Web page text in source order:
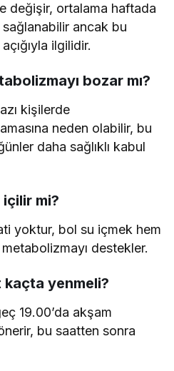
değişir, ortalama haftada
sağlanabilir ancak bu
ilgilidir.
bozar mı?
kişilerde
neden olabilir, bu
daha sağlıklı kabul
içilir mi?
yoktur, bol su içmek hem
destekler.
yenmeli?
19.00’da akşam
bu saatten sonra